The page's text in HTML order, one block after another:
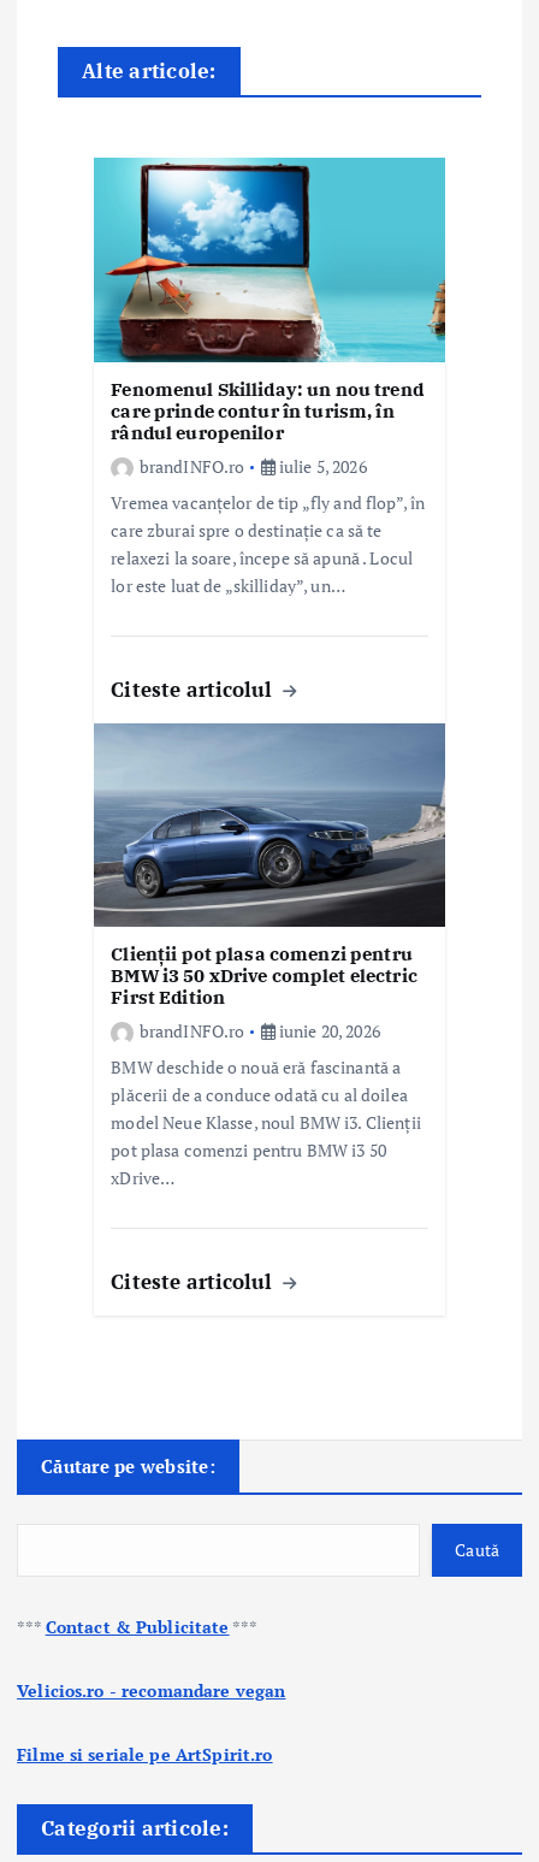
a
Alte articole:
Fenomenul Skilliday: un nou trend
care prinde contur în turism, în
rândul europenilor
brandINFO.ro
iulie 5, 2026
Vremea vacanțelor de tip „fly and flop”, în
care zburai spre o destinație ca să te
relaxezi la soare, începe să apună . Locul
lor este luat de „skilliday”, un…
Citeste articolul
Clienții pot plasa comenzi pentru
BMW i3 50 xDrive complet electric
First Edition
brandINFO.ro
iunie 20, 2026
BMW deschide o nouă eră fascinantă a
plăcerii de a conduce odată cu al doilea
model Neue Klasse, noul BMW i3. Clienții
pot plasa comenzi pentru BMW i3 50
xDrive…
Citeste articolul
Căutare pe website:
Caută
*** Contact & Publicitate ***
Velicios.ro - recomandare vegan
Filme si seriale pe ArtSpirit.ro
Categorii articole: